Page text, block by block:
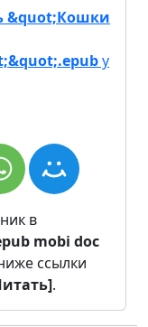
&quot;Кошки
у
в
mobi doc
ссылки
.